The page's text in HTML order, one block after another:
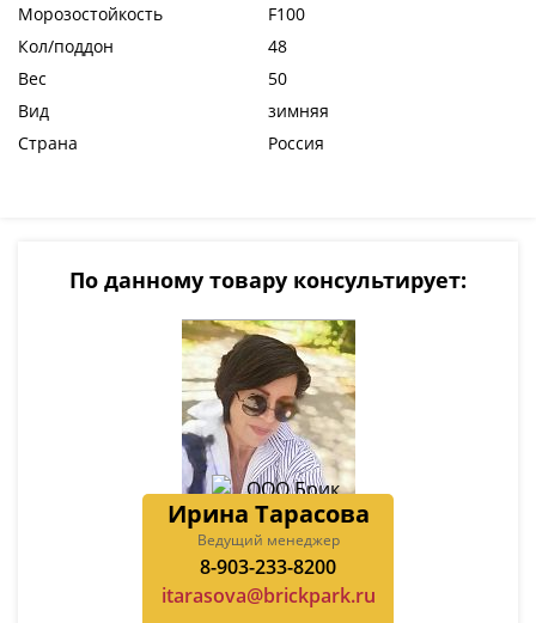
Морозостойкость
F100
Кол/поддон
48
Вес
50
Вид
зимняя
Страна
Россия
По данному товару консультирует:
Ирина Тарасова
Ведущий менеджер
8-903-233-8200
itarasova@brickpark.ru